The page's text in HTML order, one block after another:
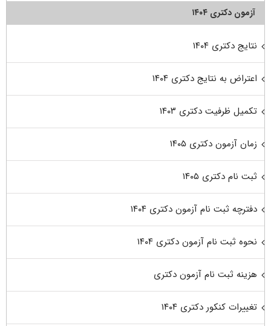
آزمون دکتری ۱۴۰۴
نتایج دکتری ۱۴۰۴
اعتراض به نتایج دکتری ۱۴۰۴
تکمیل ظرفیت دکتری ۱۴۰۳
زمان آزمون دکتری ۱۴۰۵
ثبت نام دکتری ۱۴۰۵
دفترچه ثبت نام آزمون دکتری ۱۴۰۴
نحوه ثبت نام آزمون دکتری ۱۴۰۴
هزینه ثبت نام آزمون دکتری
تغییرات کنکور دکتری ۱۴۰۴